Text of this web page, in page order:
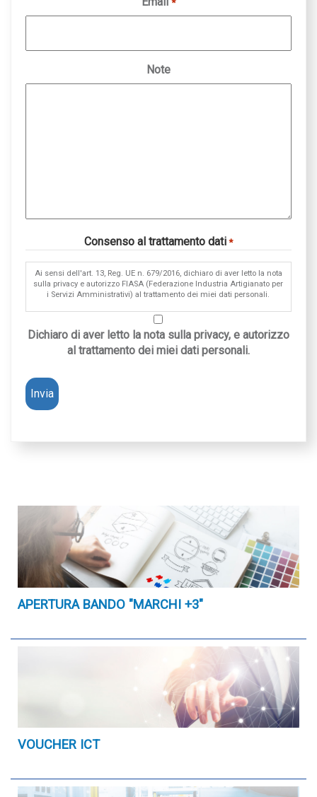
*
Note
Consenso al trattamento dati *
Ai sensi dell'art. 13, Reg. UE n. 679/2016, dichiaro di aver letto la nota
sulla privacy e autorizzo FIASA (Federazione Industria Artigianato per
i Servizi Amministrativi) al trattamento dei miei dati personali.
Dichiaro di aver letto la nota sulla privacy, e autorizzo
al trattamento dei miei dati personali.
APERTURA BANDO "MARCHI +3"
VOUCHER ICT